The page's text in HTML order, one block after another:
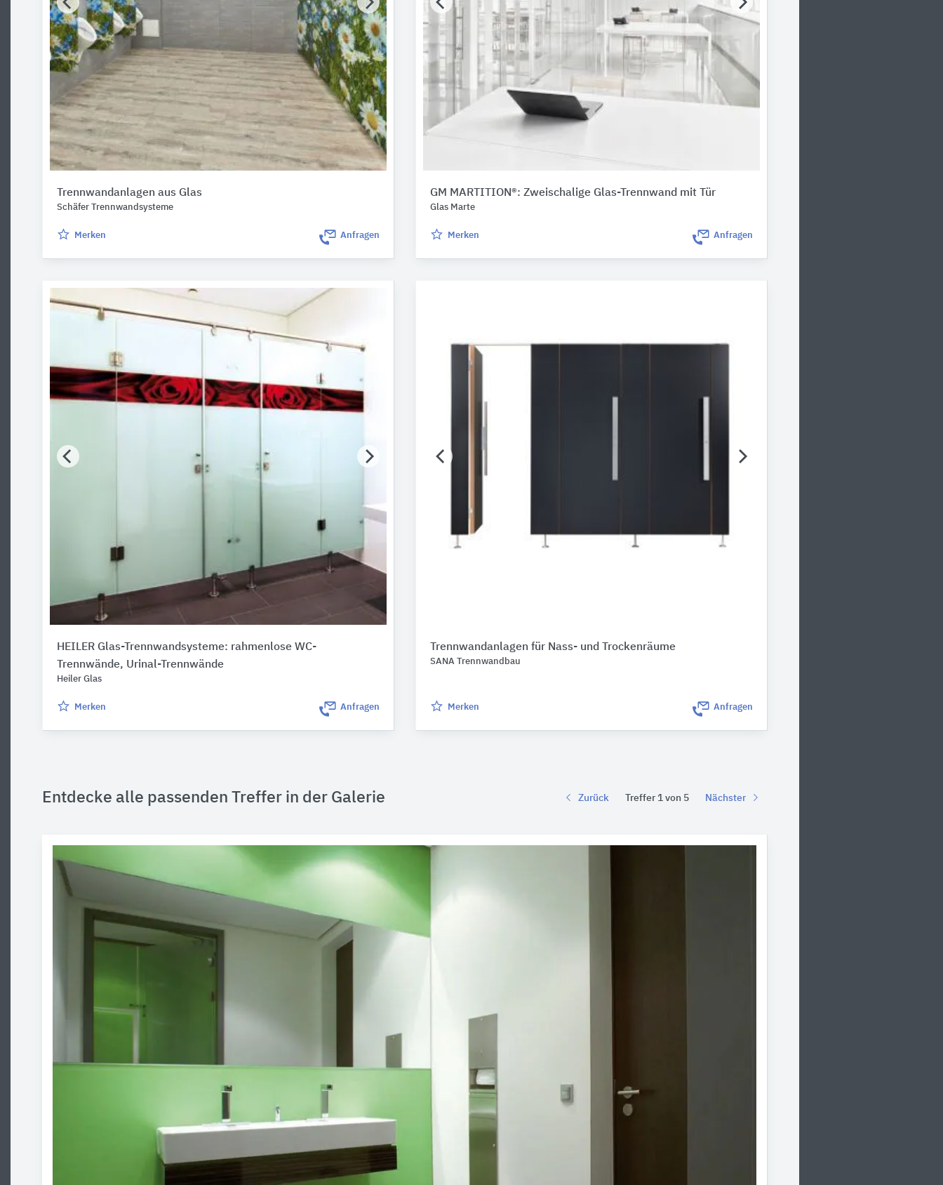
Trennwandanlagen aus Glas
Schäfer Trennwandsysteme
Merken Anfragen
GM MARTITION®: Zweischalige Glas-Trennwand mit Tür
Glas Marte
Merken Anfragen
HEILER Glas-Trennwandsysteme: rahmenlose WC-
Trennwände, Urinal-Trennwände
Heiler Glas
Merken Anfragen
Trennwandanlagen für Nass- und Trockenräume
SANA Trennwandbau
Merken Anfragen
Entdecke alle passenden Treffer in der Galerie Zurück Treffer 1 von 5 Nächster